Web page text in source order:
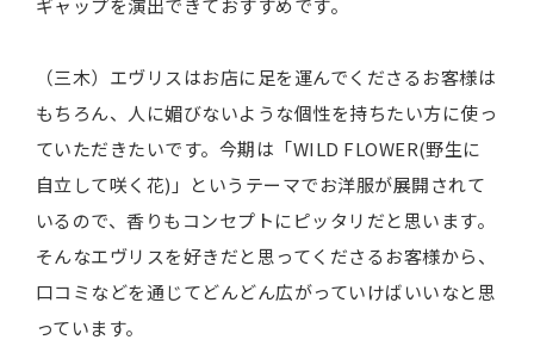
ギャップを演出できておすすめです。
（三木）エヴリスはお店に足を運んでくださるお客様は
もちろん、人に媚びないような個性を持ちたい方に使っ
ていただきたいです。今期は「WILD FLOWER(野生に
自立して咲く花)」というテーマでお洋服が展開されて
いるので、香りもコンセプトにピッタリだと思います。
そんなエヴリスを好きだと思ってくださるお客様から、
口コミなどを通じてどんどん広がっていけばいいなと思
っています。